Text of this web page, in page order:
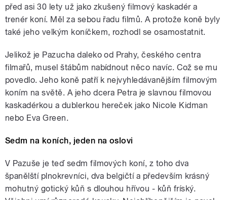
před asi 30 lety už jako zkušený filmový kaskadér a
trenér koní. Měl za sebou řadu filmů. A protože koně byly
také jeho velkým koníčkem, rozhodl se osamostatnit.
Jelikož je Pazucha daleko od Prahy, českého centra
filmařů, musel štábům nabídnout něco navíc. Což se mu
povedlo. Jeho koně patří k nejvyhledávanějším filmovým
koním na světě. A jeho dcera Petra je slavnou filmovou
kaskadérkou a dublerkou hereček jako Nicole Kidman
nebo Eva Green.
Sedm na koních, jeden na oslovi
V Pazuše je teď sedm filmových koní, z toho dva
španělští plnokrevníci, dva belgičtí a především krásný
mohutný gotický kůň s dlouhou hřívou - kůň fríský.